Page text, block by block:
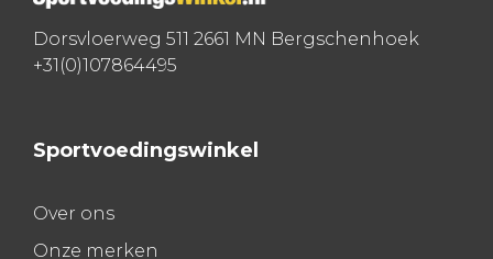
Dorsvloerweg 511 2661 MN Bergschenhoek
+31(0)107864495
Sportvoedingswinkel
Over ons
Onze merken